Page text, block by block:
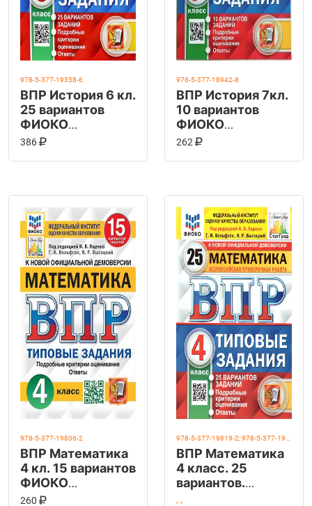
978-5-377-19358-6
ВПР История 6 кл.
25 вариантов
ФИОКО
СТАТГРАД ФГОС
386
В КОРЗИНУ
978-5-377-18942-8
ВПР История 7кл.
10 вариантов
ФИОКО
СТАТГРАД ТЗ
262
В КОРЗИНУ
978-5-377-19806-2
ВПР Математика
4 кл. 15 вариантов
ФИОКО
СТАТГРАД ТЗ
260
В КОРЗИНУ
ВПР Математика
4 класс. 25
вариантов.
, ,